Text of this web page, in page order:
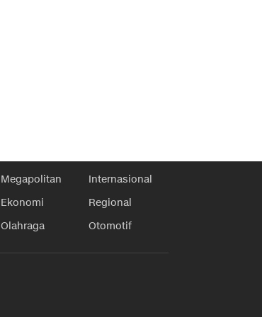
Megapolitan
Internasional
Ekonomi
Regional
Olahraga Otomotif